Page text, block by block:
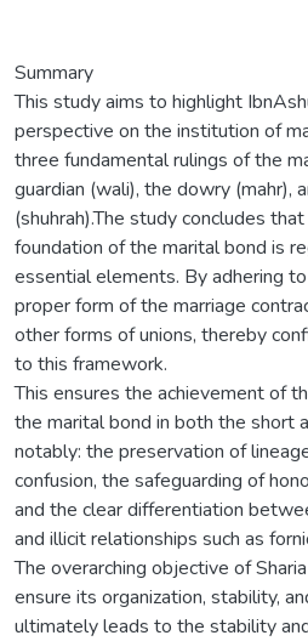
Summary
This study aims to highlight
perspective on the institution of
three fundamental rulings of the
guardian (wali), the dowry (mahr),
(shuhrah).The study concludes
foundation of the marital bond is
essential elements. By adhering
proper form of the marriage
other forms of unions, thereby
to this framework.
This ensures the achievement of
the marital bond in both the short
notably: the preservation of
confusion, the safeguarding of
and the clear differentiation
and illicit relationships such as
The overarching objective of
ensure its organization, stability,
ultimately leads to the stability